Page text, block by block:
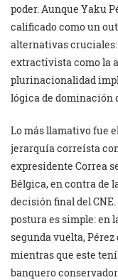
poder. Aunque Yaku
calificado como un
alternativas
extractivista como la
plurinacionalidad
lógica de dominación
Lo más llamativo fue
jerarquía correísta
expresidente Correa
Bélgica, en contra de
decisión final del
postura es simple: en
segunda vuelta,
mientras que este
banquero